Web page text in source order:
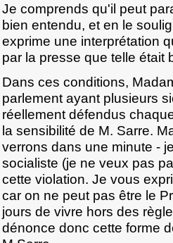
Je comprends qu'il peut
bien entendu, et en le
exprime une interprétation
par la presse que telle était
Dans ces conditions,
parlement ayant plusieurs
réellement défendus
la sensibilité de M. Sarre.
verrons dans une minute -
socialiste (je ne veux pas
cette violation. Je vous
car on ne peut pas être le
jours de vivre hors des
dénonce donc cette forme